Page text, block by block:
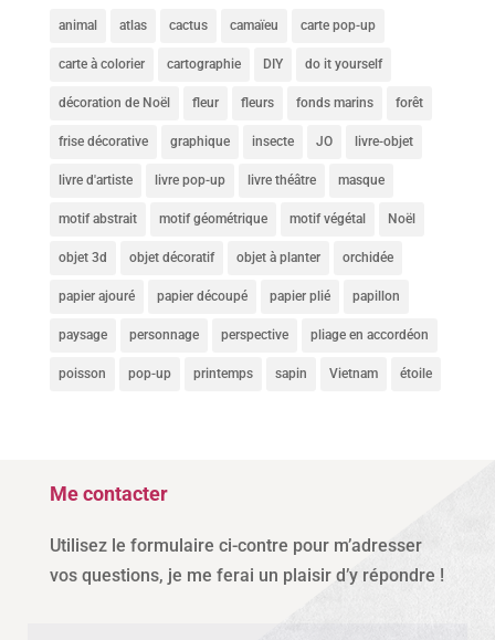
animal atlas cactus camaïeu carte pop-up
carte à colorier cartographie DIY do it yourself
décoration de Noël fleur fleurs fonds marins forêt
frise décorative graphique insecte JO livre-objet
livre d'artiste livre pop-up livre théâtre masque
motif abstrait motif géométrique motif végétal Noël
objet 3d objet décoratif objet à planter orchidée
papier ajouré papier découpé papier plié papillon
paysage personnage perspective pliage en accordéon
poisson pop-up printemps sapin Vietnam étoile
Me contacter
Utilisez le formulaire ci-contre pour m’adresser
vos questions, je me ferai un plaisir d’y répondre !